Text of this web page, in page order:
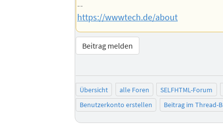
--
https://wwwtech.de/about
Beitrag melden
Übersicht alle Foren
SELFHTML-Forum
Benutzerkonto erstellen
Beitrag im Thread-